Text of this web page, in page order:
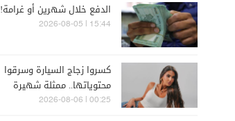
الدفع خلال شهرين أو غرامة!
15:44 | 2026-08-05
كسروا زجاج السيارة وسرقوا
محتوياتها.. ممثلة شهيرة
تتعرّض للسرقة في الرملة
00:25 | 2026-08-06